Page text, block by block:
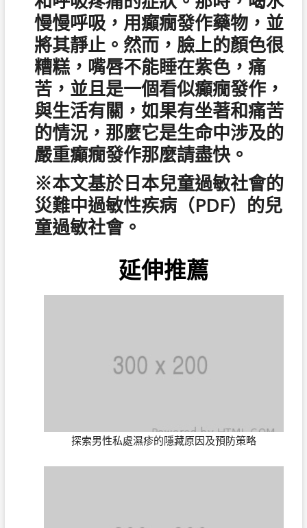
慢慢呼吸，用癲癇發作藥物，並
將其靜止。然而，臉上的顏色很
糟糕，嘴唇不能睡在紫色，痛
苦，並且是一個看似癲癇發作，
與生活有關，如果有坐著和痛苦
的情況，那麼它是生命中涉及的
嚴重癲癇發作那麼請盡快。
※本文基於日本兒童過敏社會的
災難中過敏性疾病（PDF）的兒
童過敏社會。
延伸推薦
探索男性私處濕疹的隱藏原因及預防策略